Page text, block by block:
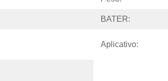
BATER:
Aplicativo: